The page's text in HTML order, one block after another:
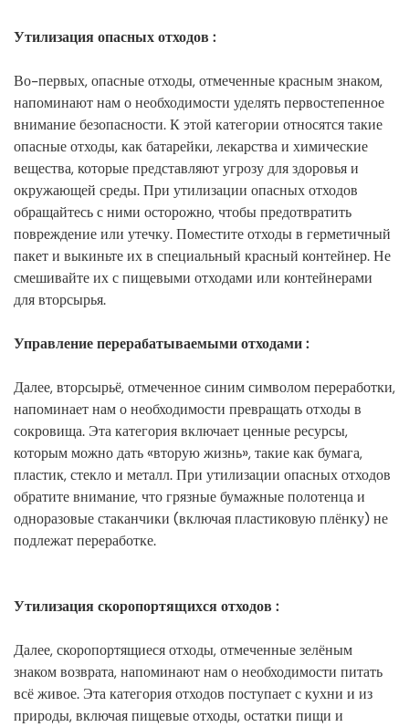
Утилизация опасных отходов :
Во-первых, опасные отходы, отмеченные красным знаком,
напоминают нам о необходимости уделять первостепенное
внимание безопасности. К этой категории относятся такие
опасные отходы, как батарейки, лекарства и химические
вещества, которые представляют угрозу для здоровья и
окружающей среды. При утилизации опасных отходов
обращайтесь с ними осторожно, чтобы предотвратить
повреждение или утечку. Поместите отходы в герметичный
пакет и выкиньте их в специальный красный контейнер. Не
смешивайте их с пищевыми отходами или контейнерами
для вторсырья.
Управление перерабатываемыми отходами:
Далее, вторсырьё, отмеченное синим символом переработки,
напоминает нам о необходимости превращать отходы в
сокровища. Эта категория включает ценные ресурсы,
которым можно дать «вторую жизнь», такие как бумага,
пластик, стекло и металл. При утилизации опасных отходов
обратите внимание, что грязные бумажные полотенца и
одноразовые стаканчики (включая пластиковую плёнку) не
подлежат переработке.
Утилизация скоропортящихся отходов :
Далее, скоропортящиеся отходы, отмеченные зелёным
знаком возврата, напоминают нам о необходимости питать
всё живое. Эта категория отходов поступает с кухни и из
природы, включая пищевые отходы, остатки пищи и